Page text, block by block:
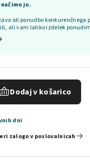
jo.
ali ponudbo
ali vam lahko izdelek
Dodaj v košarico
dni
zalogo v poslovalnicah